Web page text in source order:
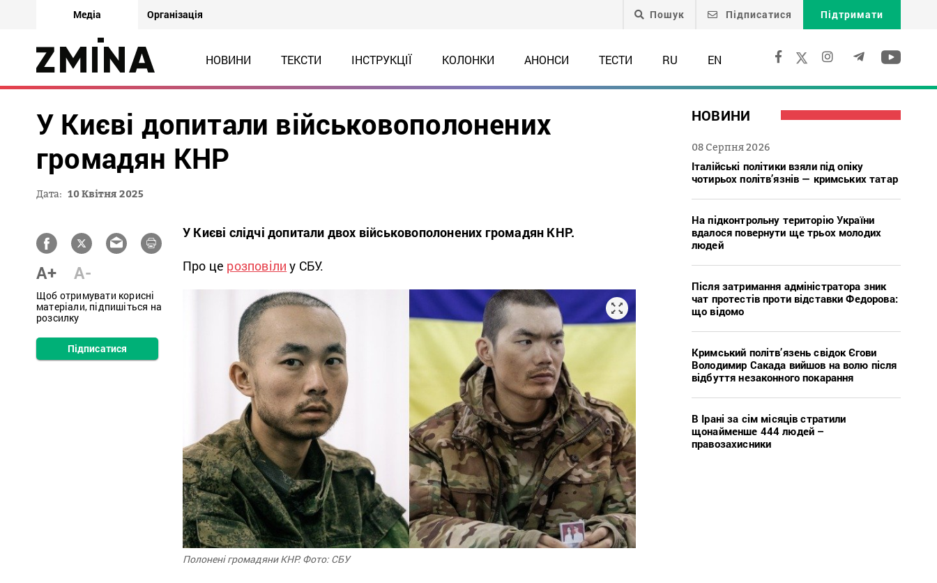
Медіа Організація Пошук Підписатися Підтримати
НОВИНИ ТЕКСТИ ІНСТРУКЦІЇ КОЛОНКИ АНОНСИ ТЕСТИ RU EN
У Києві допитали військовополонених
громадян КНР
Дата: 10 Квітня 2025
A+ A-
Щоб отримувати корисні
матеріали, підпишіться на
розсилку
Підписатися
У Києві слідчі допитали двох військовополонених громадян КНР.
Про це розповіли у СБУ.
Полонені громадяни КНР. Фото: СБУ
НОВИНИ
08 Серпня 2026
Італійські політики взяли під опіку
чотирьох політв’язнів — кримських татар
На підконтрольну територію України
вдалося повернути ще трьох молодих
людей
Після затримання адміністратора зник
чат протестів проти відставки Федорова:
що відомо
Кримський політв’язень свідок Єгови
Володимир Сакада вийшов на волю після
відбуття незаконного покарання
В Ірані за сім місяців стратили
щонайменше 444 людей –
правозахисники